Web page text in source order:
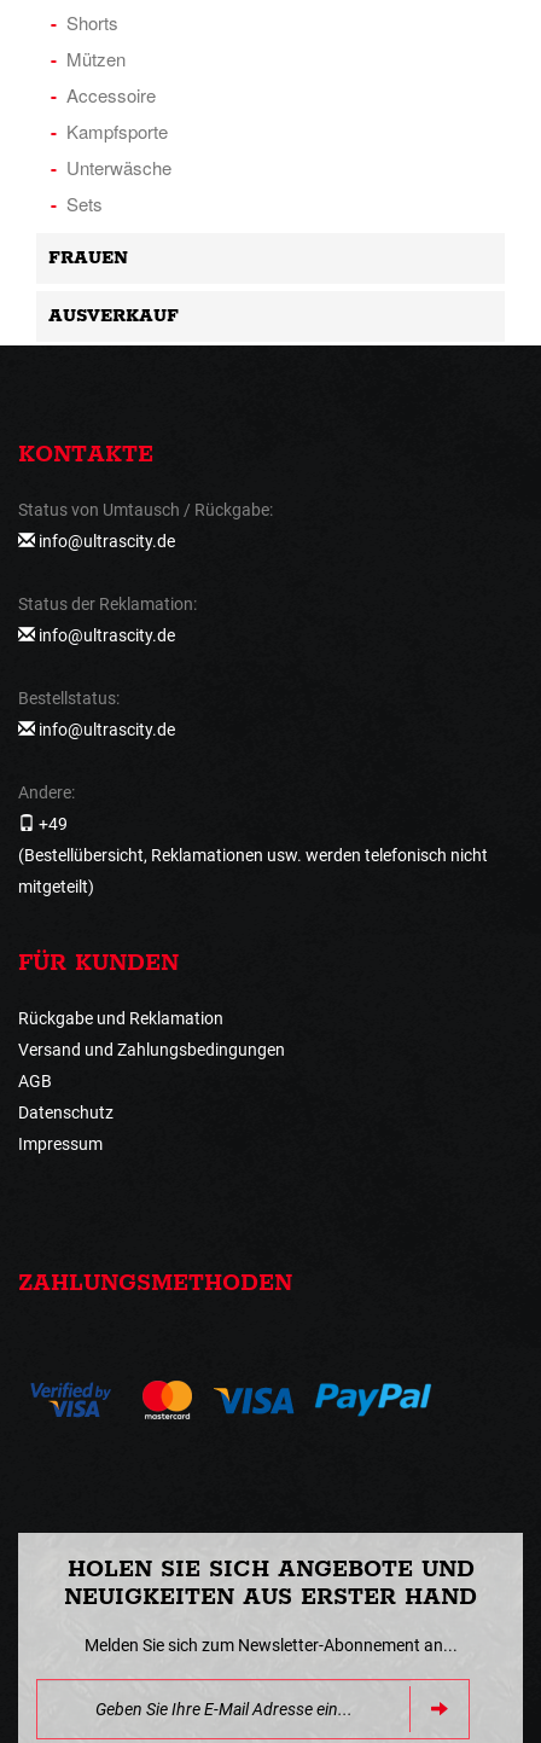
Shorts
Mützen
Accessoire
Kampfsporte
Unterwäsche
Sets
FRAUEN
AUSVERKAUF
KONTAKTE
Status von Umtausch / Rückgabe:
info@ultrascity.de
Status der Reklamation:
info@ultrascity.de
Bestellstatus:
info@ultrascity.de
Andere:
+49
(Bestellübersicht, Reklamationen usw. werden telefonisch nicht
mitgeteilt)
FÜR KUNDEN
Rückgabe und Reklamation
Versand und Zahlungsbedingungen
AGB
Datenschutz
Impressum
ZAHLUNGSMETHODEN
HOLEN SIE SICH ANGEBOTE UND
NEUIGKEITEN AUS ERSTER HAND
Melden Sie sich zum Newsletter-Abonnement an...